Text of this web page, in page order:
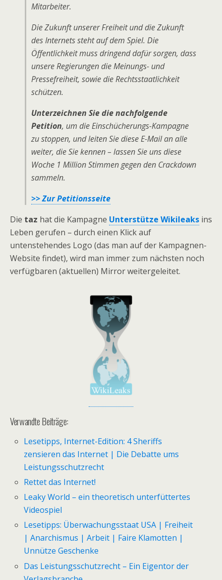
Mitarbeiter.
Die Zukunft unserer Freiheit und die Zukunft
des Internets steht auf dem Spiel. Die
Öffentlichkeit muss dringend dafür sorgen, dass
unsere Regierungen die Meinungs- und
Pressefreiheit, sowie die Rechtsstaatlichkeit
schützen.
Unterzeichnen Sie die nachfolgende
Petition, um die Einschücherungs-Kampagne
zu stoppen, und leiten Sie diese E-Mail an alle
weiter, die Sie kennen – lassen Sie uns diese
Woche 1 Million Stimmen gegen den Crackdown
sammeln.
>> Zur Petitionsseite
Die taz hat die Kampagne Unterstütze Wikileaks ins
Leben gerufen – durch einen Klick auf
untenstehendes Logo (das man auf der Kampagnen-
Website findet), wird man immer zum nächsten noch
verfügbaren (aktuellen) Mirror weitergeleitet.
Verwandte Beiträge:
Lesetipps, Internet-Edition: 4 Sheriffs
zensieren das Internet | Die Debatte ums
Leistungsschutzrecht
Rettet das Internet!
Leaky World – ein theoretisch unterfüttertes
Videospiel
Lesetipps: Überwachungsstaat USA | Freiheit
| Anarchismus | Arbeit | Faire Klamotten |
Unnütze Geschenke
Das Leistungsschutzrecht – Ein Eigentor der